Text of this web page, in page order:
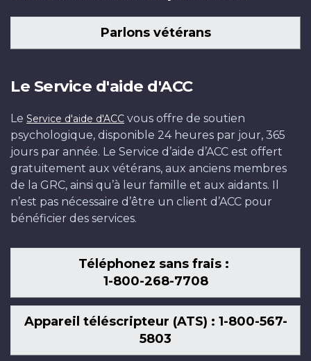
Parlons vétérans
Le Service d'aide d'ACC
Le Service d'aide d'ACC vous offre de soutien
psychologique, disponible 24 heures par jour, 365
jours par année. Le Service d’aide d’ACC est offert
gratuitement aux vétérans, aux anciens membres
de la GRC, ainsi qu’à leur famille et aux aidants. Il
n’est pas nécessaire d’être un client d’ACC pour
bénéficier des services.
Téléphonez sans frais :
1-800-268-7708
Appareil téléscripteur (ATS) : 1-800-567-
5803